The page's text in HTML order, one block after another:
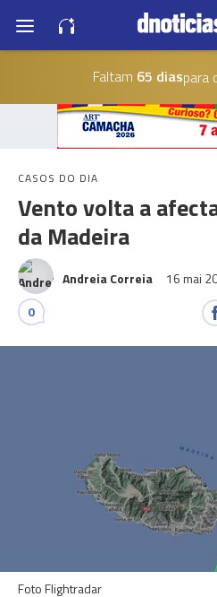
Faltam 65 diaspara
CASOS DO DIA
Vento volta a
da Madeira
Andreia Correia 16 mai
0
Foto Flightradar